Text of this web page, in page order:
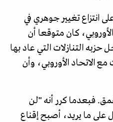
انتزاع تغيير جوهري في
الأوروبي، كان متوقعا أن
حزبه التنازلات التي عاد بها
الاتحاد الأوروبي، وأن
فبعدما كرر أنه "لن
ما يريد، أصبح إقناع